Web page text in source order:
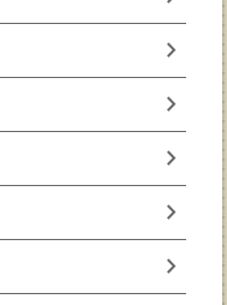
chevron_right
chevron_right
chevron_right
chevron_right
chevron_right